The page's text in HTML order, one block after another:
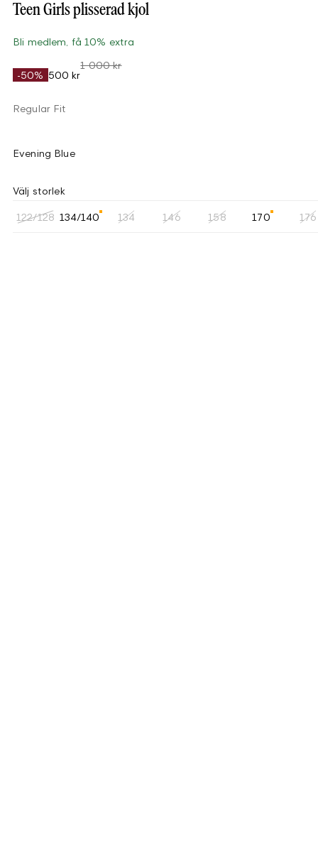
Teen Girls plisserad kjol
Bli medlem, få 10% extra
-50% 500 kr
1 000 kr
Regular Fit
Evening Blue
Välj storlek
122/128 134/140 134 146 158 170 176